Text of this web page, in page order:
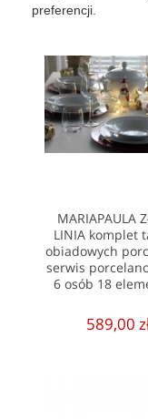
preferencji.
MARIAPAULA
LINIA komplet
obiadowych
serwis
6 osób 18
589,00